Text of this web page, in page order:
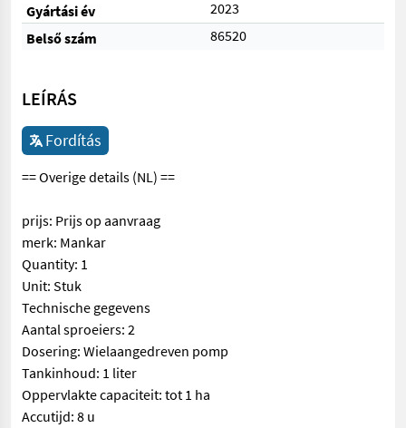
Gyártási év
2023
Belső szám
86520
LEÍRÁS
Fordítás
== Overige details (NL) ==
prijs: Prijs op aanvraag
merk: Mankar
Quantity: 1
Unit: Stuk
Technische gegevens
Aantal sproeiers: 2
Dosering: Wielaangedreven pomp
Tankinhoud: 1 liter
Oppervlakte capaciteit: tot 1 ha
Accutijd: 8 u